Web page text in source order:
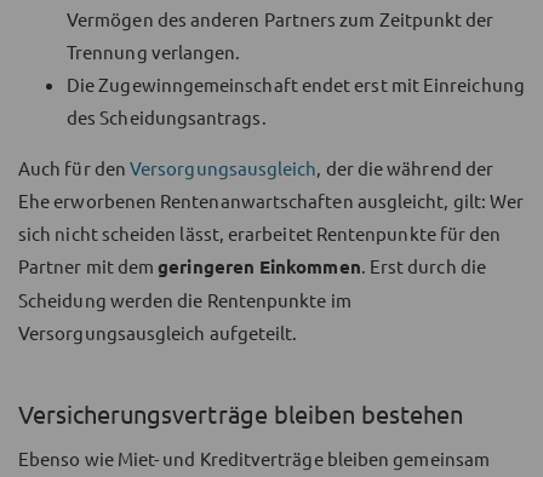
Vermögen des anderen Partners zum Zeitpunkt der
Trennung verlangen.
Die Zugewinngemeinschaft endet erst mit Einreichung
des Scheidungsantrags.
Auch für den Versorgungsausgleich, der die während der
Ehe erworbenen Rentenanwartschaften ausgleicht, gilt: Wer
sich nicht scheiden lässt, erarbeitet Rentenpunkte für den
Partner mit demgeringeren Einkommen. Erst durch die
Scheidung werden die Rentenpunkte im
Versorgungsausgleich aufgeteilt.
Versicherungsverträge bleiben bestehen
Ebenso wie Miet- und Kreditverträge bleiben gemeinsam